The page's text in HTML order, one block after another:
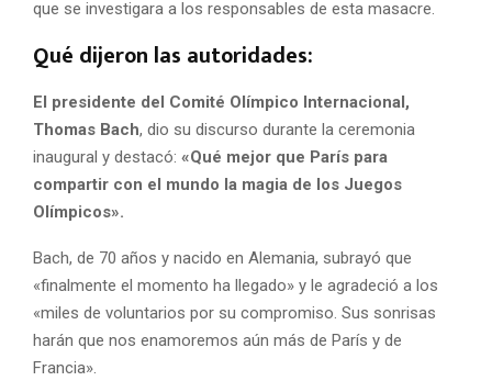
que se investigara a los responsables de esta masacre.
Qué dijeron las autoridades:
El presidente del Comité Olímpico Internacional,
Thomas Bach, dio su discurso durante la ceremonia
inaugural y destacó: «Qué mejor que París para
compartir con el mundo la magia de los Juegos
Olímpicos».
Bach, de 70 años y nacido en Alemania, subrayó que
«finalmente el momento ha llegado» y le agradeció a los
«miles de voluntarios por su compromiso. Sus sonrisas
harán que nos enamoremos aún más de París y de
Francia».